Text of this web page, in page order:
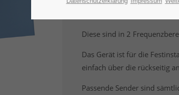
Diese sind in 2
Das Gerät ist für die
einfach über die rückseitig
Passende Sender sind